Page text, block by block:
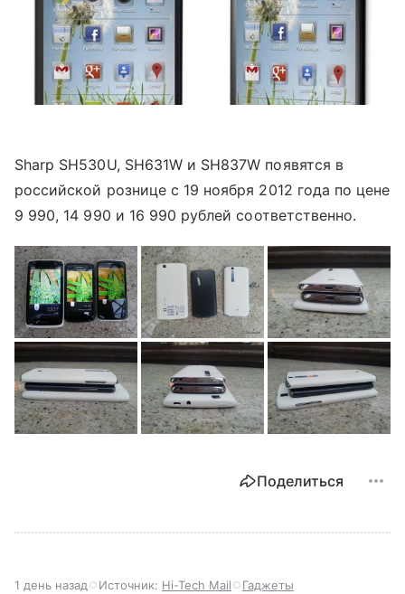
Sharp SH530U, SH631W и SH837W появятся в
российской рознице с 19 ноября 2012 года по цене
9 990, 14 990 и 16 990 рублей соответственно.
Поделиться
1 день назад Источник: Hi-Tech Mail Гаджеты